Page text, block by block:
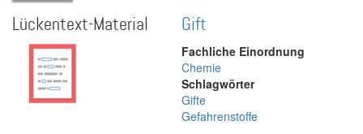
Lückentext-Material Gift
Fachliche Einordnung
Chemie
Schlagwörter
Gifte
Gefahrenstoffe